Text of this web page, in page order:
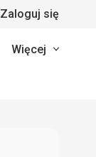
Zaloguj się
Więcej